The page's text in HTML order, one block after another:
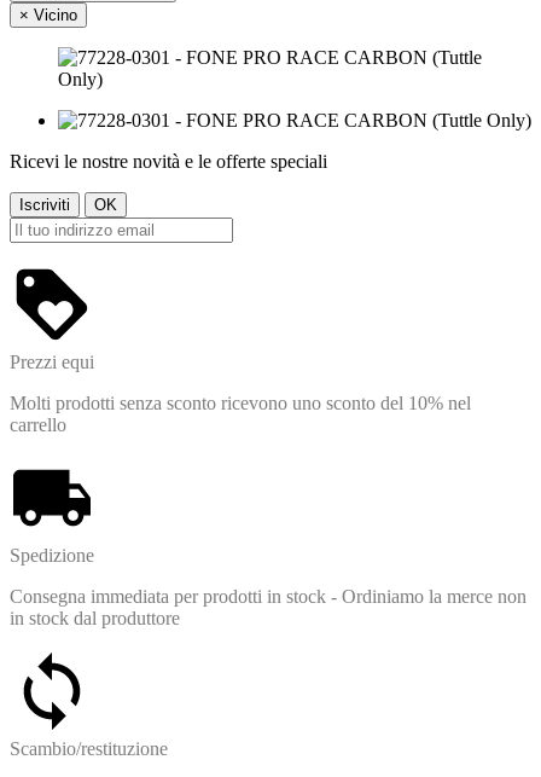
× Vicino
Ricevi le nostre novità e le offerte speciali
Prezzi equi
Molti prodotti senza sconto ricevono uno sconto del 10% nel
carrello
Spedizione
Consegna immediata per prodotti in stock - Ordiniamo la merce non
in stock dal produttore
Scambio/restituzione